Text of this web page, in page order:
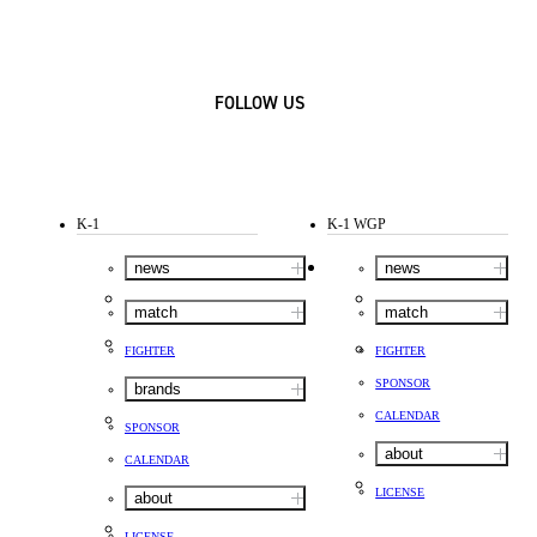
FOLLOW US
K-1
news
match
FIGHTER
brands
SPONSOR
CALENDAR
about
K-1 WGP
news
match
FIGHTER
SPONSOR
CALENDAR
about
LICENSE